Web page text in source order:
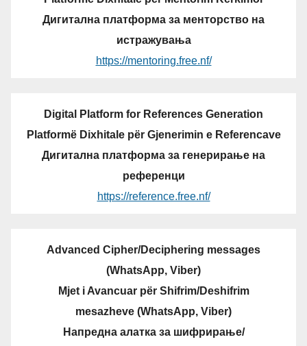
Дигитална платформа за менторство на
истражувања
https://mentoring.free.nf/
Digital Platform for References Generation
Platformë Dixhitale për Gjenerimin e Referencave
Дигитална платформа за генерирање на
референци
https://reference.free.nf/
Advanced Cipher/Deciphering messages
(WhatsApp, Viber)
Mjet i Avancuar për Shifrim/Deshifrim
mesazheve (WhatsApp, Viber)
Напредна алатка за шифрирање/